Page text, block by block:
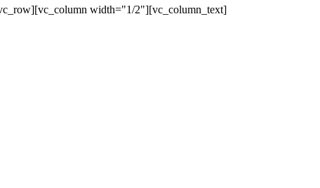
width="1/2"][vc_column_text]